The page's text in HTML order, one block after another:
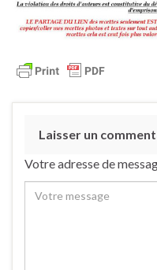
Laisser un
Votre adresse de